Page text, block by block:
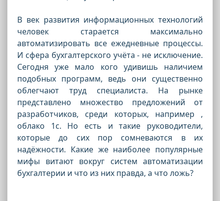
В век развития информационных технологий
человек старается максимально
автоматизировать все ежедневные процессы.
И сфера бухгалтерского учёта - не исключение.
Сегодня уже мало кого удивишь наличием
подобных программ, ведь они существенно
облегчают труд специалиста. На рынке
представлено множество предложений от
разработчиков, среди которых, например ,
облако 1с. Но есть и такие руководители,
которые до сих пор сомневаются в их
надёжности. Какие же наиболее популярные
мифы витают вокруг систем автоматизации
бухгалтерии и что из них правда, а что ложь?